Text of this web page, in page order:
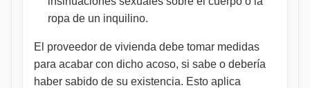
ropa de un inquilino.
El proveedor de vivienda debe tomar medidas
para acabar con dicho acoso, si sabe o debería
haber sabido de su existencia. Esto aplica